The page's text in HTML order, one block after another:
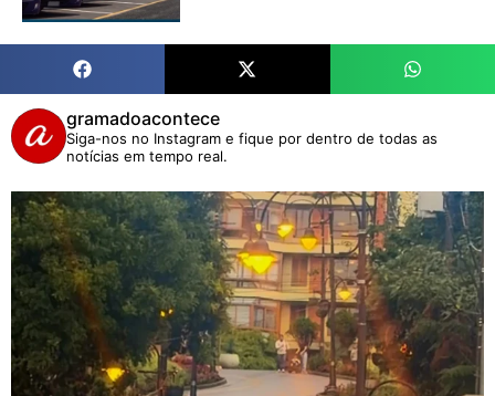
gramadoacontece
Siga-nos no Instagram e fique por dentro de todas as
notícias em tempo real.